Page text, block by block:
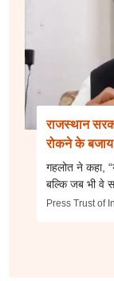
राजस्थान
रोकने के बजाय
गहलोत ने कहा,
बल्कि जब भी वे
Press Trust of